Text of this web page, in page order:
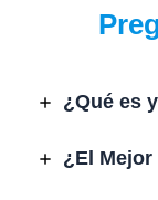
¿Qué es
¿El